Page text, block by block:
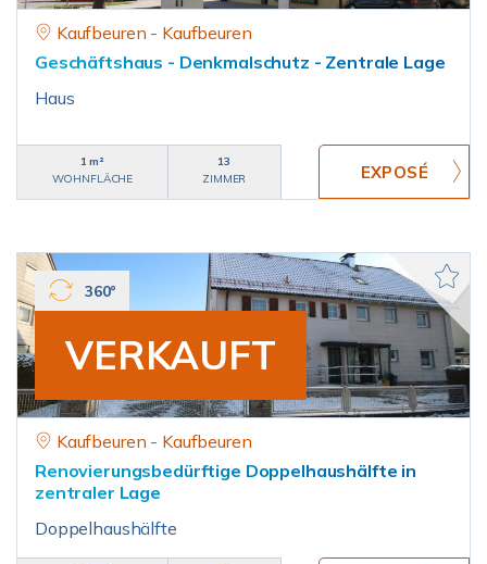
Kaufbeuren - Kaufbeuren
Geschäftshaus - Denkmalschutz - Zentrale Lage
Haus
1 m²
WOHNFLÄCHE
13
ZIMMER
VERKAUFT
360°
Kaufbeuren - Kaufbeuren
Renovierungsbedürftige Doppelhaushälfte in
zentraler Lage
Doppelhaushälfte